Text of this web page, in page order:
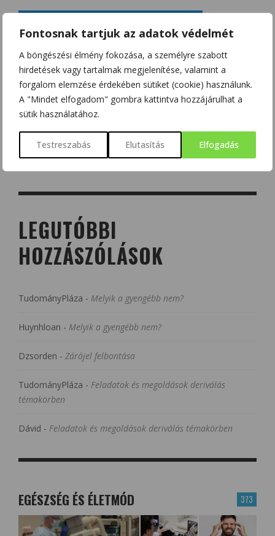
Fontosnak tartjuk az adatok védelmét
A böngészési élmény fokozása, a személyre szabott
hirdetések vagy tartalmak megjelenítése, valamint a
forgalom elemzése érdekében sütiket (cookie) használunk.
A "Mindet elfogadom" gombra kattintva hozzájárulhat a
sütik használatához.
Testreszabás Elutasítás Elfogadás
LEGUTÓBBI
HOZZÁSZÓLÁSOK
TudományPláza - Melyik a gyengébb nem?
Huynhloan - Melyik a gyengébb nem?
Dzsorden - Zárójel felbontása
TudományPláza - Feladatok és megoldások deriválás
témakörben
Dávid - Feladatok és megoldások deriválás témakörben
373
EGÉSZSÉG ÉS ÉLETMÓD